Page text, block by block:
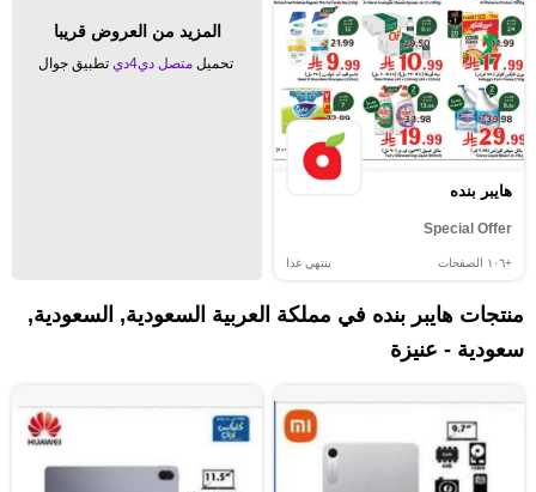
هايبر بنده
Special Offer
+١٠٦ الصفحات ينتهي غدا
المزيد من العروض قريبا
تحميل متصل دي4دي تطبيق جوال
منتجات هايبر بنده في مملكة العربية السعودية, السعودية,
سعودية - عنيزة